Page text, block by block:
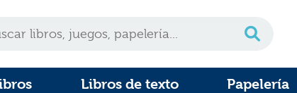
Libros de texto Papelería